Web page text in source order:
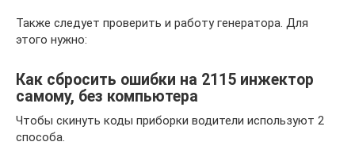
Также следует проверить и работу генератора. Для
этого нужно:
Как сбросить ошибки на 2115 инжектор
самому, без компьютера
Чтобы скинуть коды приборки водители используют 2
способа.